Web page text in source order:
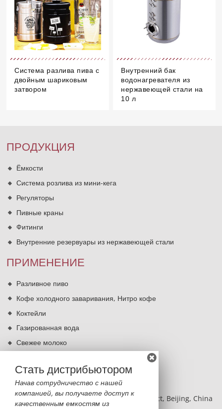
Система разлива пива с
двойным шариковым
затвором
Внутренний бак
водонагревателя из
нержавеющей стали на
10 л
Стать дистрибьютором
Начав сотрудничество с нашей
компанией, вы получаете доступ к
качественным емкостям из
ПРОДУКЦИЯ
Ёмкости
Система розлива из мини-кега
Регуляторы
Пивные краны
Фитинги
Внутренние резервуары из нержавеющей стали
ПРИМЕНЕНИЕ
Разливное пиво
Кофе холодного заваривания, Нитро кофе
Коктейли
Газированная вода
Свежее молоко
КОНТАКТЫ
BLDG 2, NO.8 Hangfeng RD, Fengtai District, Beijing, China